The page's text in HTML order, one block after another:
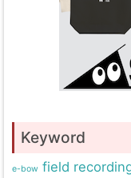
Keyword
e-bow field